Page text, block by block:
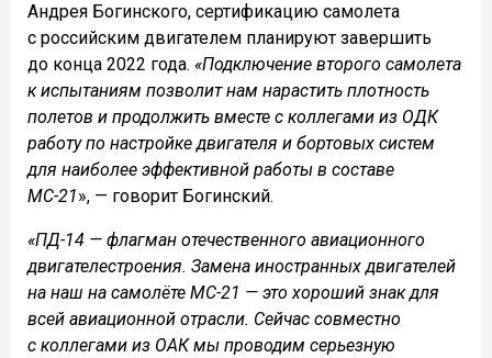
Андрея Богинского, сертификацию самолета
с российским двигателем планируют завершить
до конца 2022 года. «Подключение второго самолета
к испытаниям позволит нам нарастить плотность
полетов и продолжить вместе с коллегами из ОДК
работу по настройке двигателя и бортовых систем
для наиболее эффективной работы в составе
МС-21», — говорит Богинский.
«ПД-14 — флагман отечественного авиационного
двигателестроения. Замена иностранных двигателей
на наш на самолёте МС-21 — это хороший знак для
всей авиационной отрасли. Сейчас совместно
с коллегами из ОАК мы проводим серьезную